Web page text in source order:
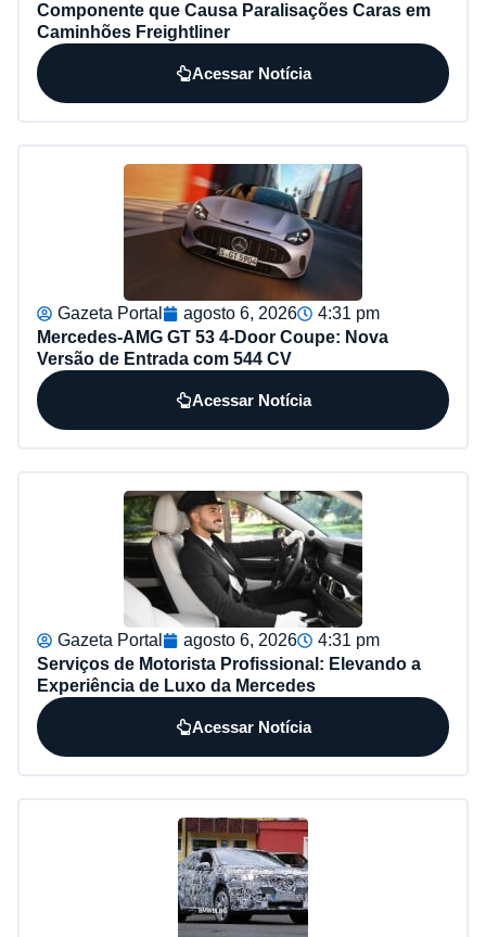
Componente que Causa Paralisações Caras em
Caminhões Freightliner
Acessar Notícia
Gazeta Portal agosto 6, 2026
4:31 pm
Mercedes-AMG GT 53 4-Door Coupe: Nova
Versão de Entrada com 544 CV
Acessar Notícia
Gazeta Portal agosto 6, 2026
4:31 pm
Serviços de Motorista Profissional: Elevando a
Experiência de Luxo da Mercedes
Acessar Notícia